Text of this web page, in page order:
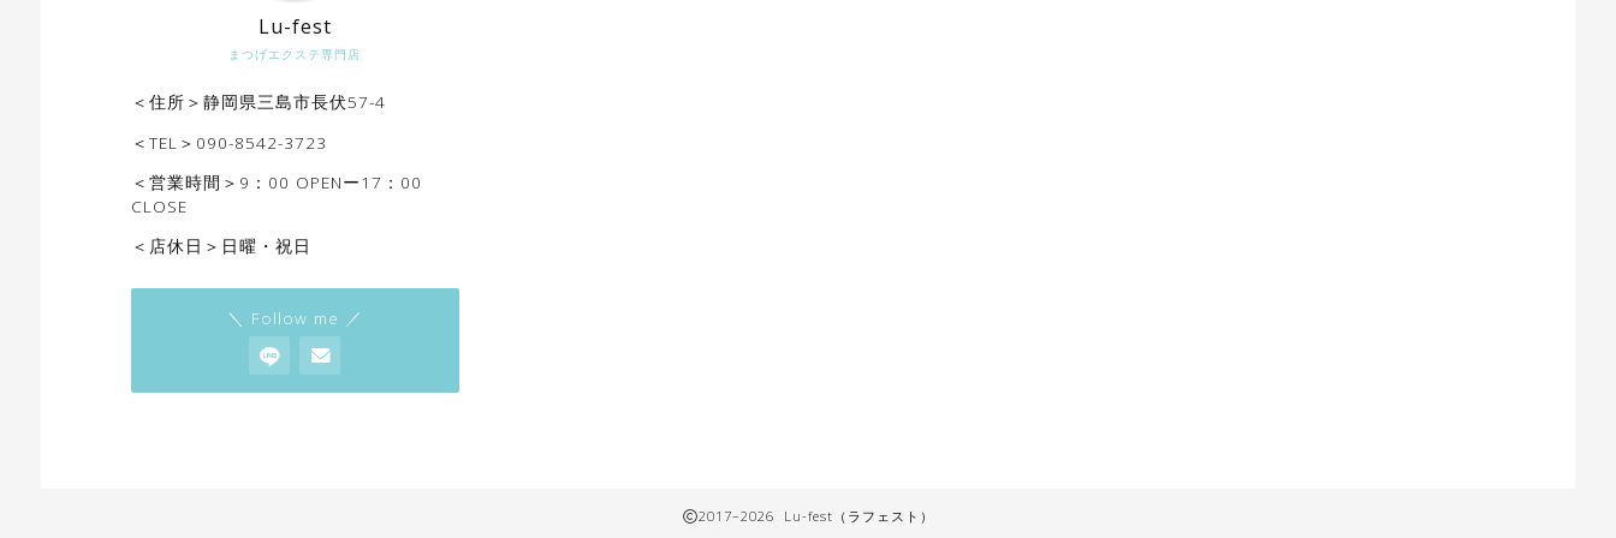
まつげエクステ専門店
Lu-fest
＜住所＞静岡県三島市長伏57-4
＜TEL＞090-8542-3723
＜営業時間＞9：00 OPENー17：00
CLOSE
＜店休日＞日曜・祝日
＼ Follow me ／
2017–2026 Lu-fest（ラフェスト）